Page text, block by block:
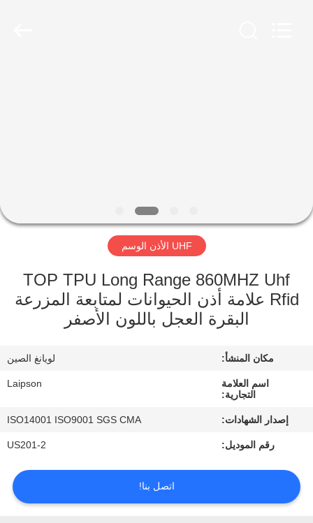
عنا
في
المعمل
مراقبة
اتصل
أخبار
UHF الأذن الوسم
TOP TPU Long Range 860MHZ Uhf
Rfid علامة أذن الحيوانات لمتابعة المزرعة
البقرة العجل باللون الأصفر
مكان المنشأ: لويانغ الصين
اسم العلامة
التجارية:
Laipson
إصدار الشهادات: ISO14001 ISO9001 SGS CMA
رقم الموديل: US201-2
اتصل بنا!